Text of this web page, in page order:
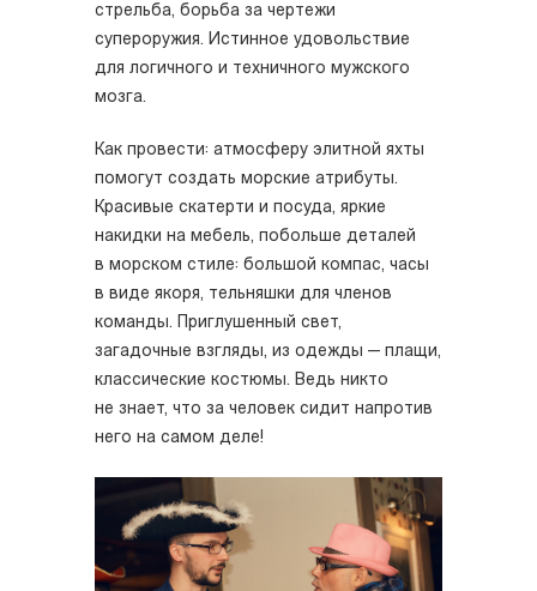
стрельба, борьба за чертежи
супероружия. Истинное удовольствие
для логичного и техничного мужского
мозга.
Как провести: атмосферу элитной яхты
помогут создать морские атрибуты.
Красивые скатерти и посуда, яркие
накидки на мебель, побольше деталей
в морском стиле: большой компас, часы
в виде якоря, тельняшки для членов
команды. Приглушенный свет,
загадочные взгляды, из одежды — плащи,
классические костюмы. Ведь никто
не знает, что за человек сидит напротив
него на самом деле!